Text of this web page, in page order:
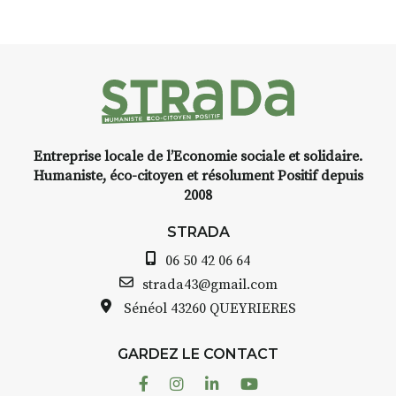
INTERVIEW
avez ouvert une galerie à
Bernard TURLE Le Fumoir n’est
pas une galerie permanente.
AuzonToujoursorganise
dans le village
Entreprise locale de l’Economie sociale et solidaire.
Humaniste, éco-citoyen et résolument Positif depuis
2008
STRADA
06 50 42 06 64
strada43@gmail.com
Sénéol 43260 QUEYRIERES
GARDEZ LE CONTACT
FacebookInstagram
LinkedinYoutube